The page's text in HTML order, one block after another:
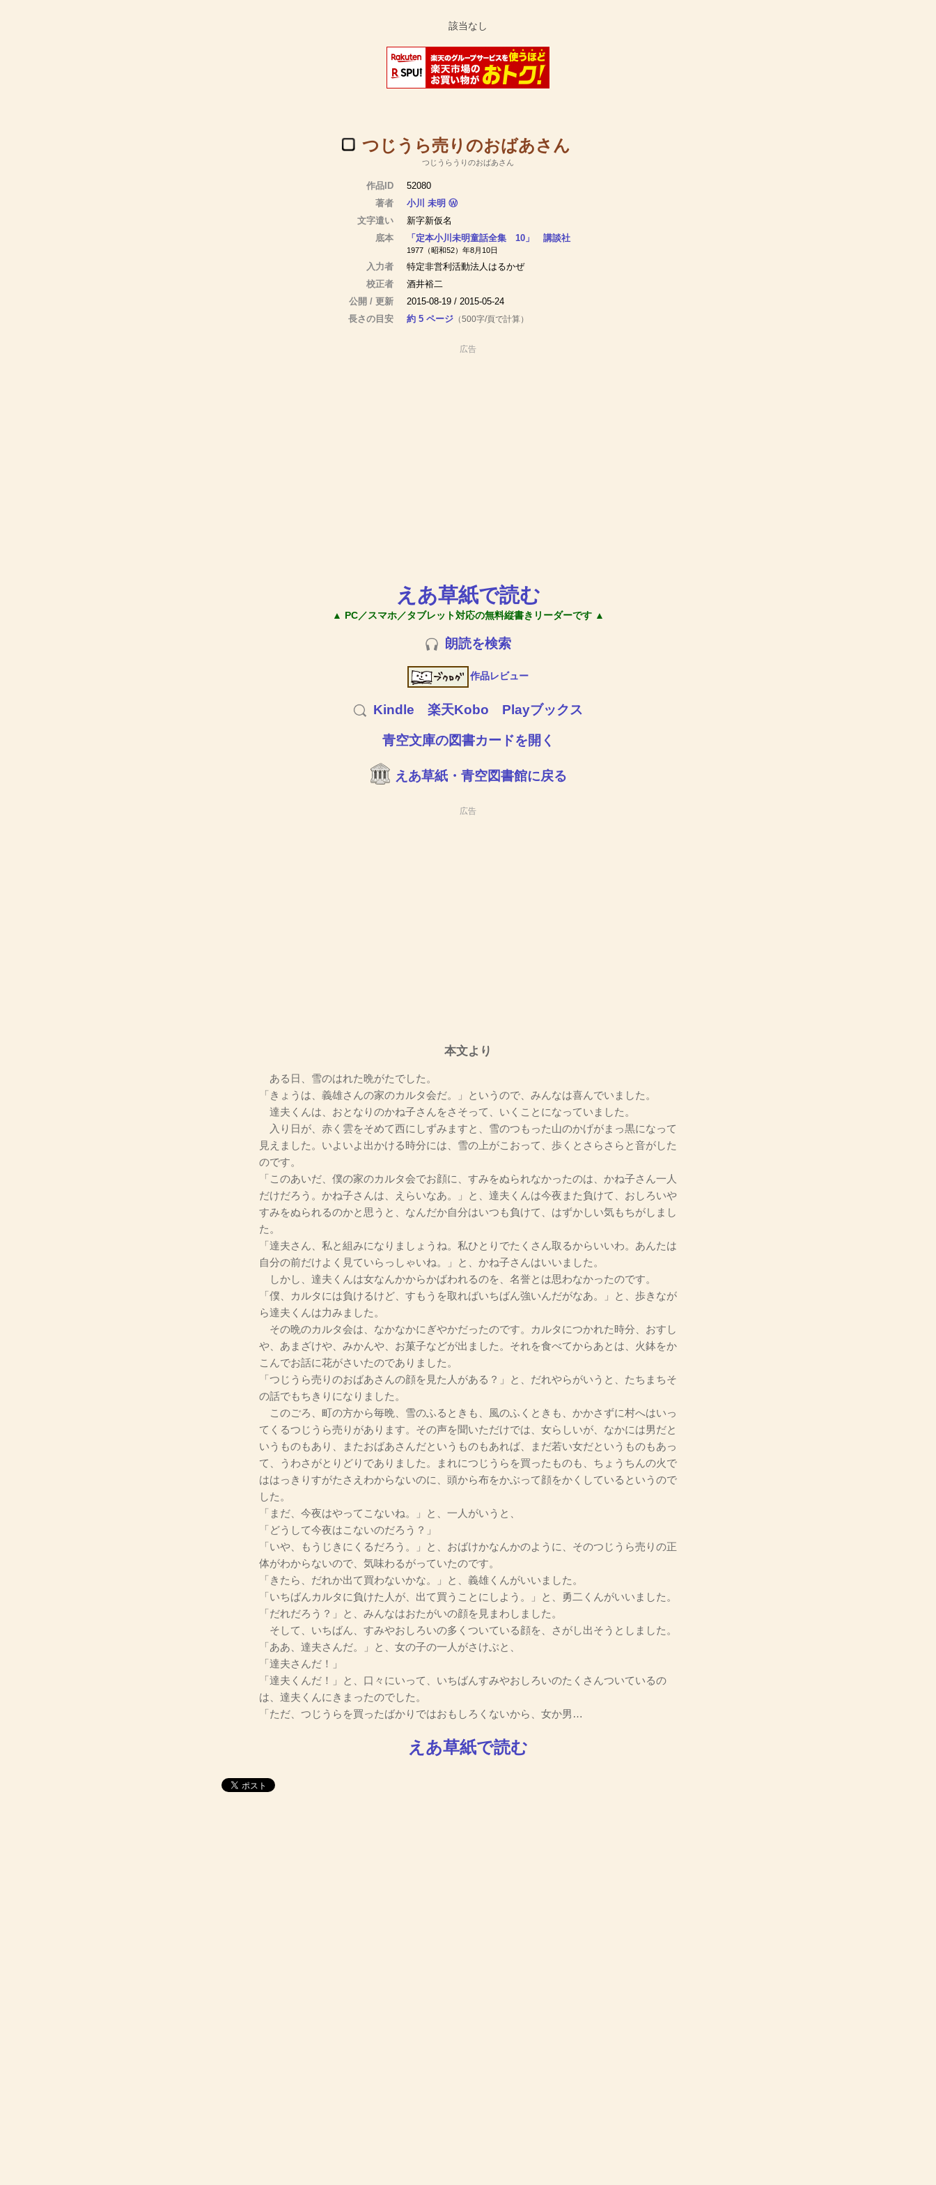
つじうら売りのおばあさん
つじうらうりのおばあさん
作品ID
52080
著者
小川 未明 Ⓦ
文字遣い
新字新仮名
底本
「定本小川未明童話全集 10」 講談社
1977（昭和52）年8月10日
入力者
特定非営利活動法人はるかぜ
校正者
酒井裕二
公開 / 更新
2015-08-19 / 2015-05-24
長さの目安
約 5 ページ（500字/頁で計算）
広告
えあ草紙で読む
▲ PC／スマホ／タブレット対応の無料縦書きリーダーです ▲
朗読を検索
作品レビュー
Kindle 楽天Kobo Playブックス
青空文庫の図書カードを開く
えあ草紙・青空図書館に戻る
広告
本文より
ある日、雪のはれた晩がたでした。
「きょうは、義雄さんの家のカルタ会だ。」というので、みんなは喜んでいました。
達夫くんは、おとなりのかね子さんをさそって、いくことになっていました。
入り日が、赤く雲をそめて西にしずみますと、雪のつもった山のかげがまっ黒になって
見えました。いよいよ出かける時分には、雪の上がこおって、歩くとさらさらと音がした
のです。
「このあいだ、僕の家のカルタ会でお顔に、すみをぬられなかったのは、かね子さん一人
だけだろう。かね子さんは、えらいなあ。」と、達夫くんは今夜また負けて、おしろいや
すみをぬられるのかと思うと、なんだか自分はいつも負けて、はずかしい気もちがしまし
た。
「達夫さん、私と組みになりましょうね。私ひとりでたくさん取るからいいわ。あんたは
自分の前だけよく見ていらっしゃいね。」と、かね子さんはいいました。
しかし、達夫くんは女なんかからかばわれるのを、名誉とは思わなかったのです。
「僕、カルタには負けるけど、すもうを取ればいちばん強いんだがなあ。」と、歩きなが
ら達夫くんは力みました。
その晩のカルタ会は、なかなかにぎやかだったのです。カルタにつかれた時分、おすし
や、あまざけや、みかんや、お菓子などが出ました。それを食べてからあとは、火鉢をか
こんでお話に花がさいたのでありました。
「つじうら売りのおばあさんの顔を見た人がある？」と、だれやらがいうと、たちまちそ
の話でもちきりになりました。
このごろ、町の方から毎晩、雪のふるときも、風のふくときも、かかさずに村へはいっ
てくるつじうら売りがあります。その声を聞いただけでは、女らしいが、なかには男だと
いうものもあり、またおばあさんだというものもあれば、まだ若い女だというものもあっ
て、うわさがとりどりでありました。まれにつじうらを買ったものも、ちょうちんの火で
ははっきりすがたさえわからないのに、頭から布をかぶって顔をかくしているというので
した。
「まだ、今夜はやってこないね。」と、一人がいうと、
「どうして今夜はこないのだろう？」
「いや、もうじきにくるだろう。」と、おばけかなんかのように、そのつじうら売りの正
体がわからないので、気味わるがっていたのです。
「きたら、だれか出て買わないかな。」と、義雄くんがいいました。
「いちばんカルタに負けた人が、出て買うことにしよう。」と、勇二くんがいいました。
「だれだろう？」と、みんなはおたがいの顔を見まわしました。
そして、いちばん、すみやおしろいの多くついている顔を、さがし出そうとしました。
「ああ、達夫さんだ。」と、女の子の一人がさけぶと、
「達夫さんだ！」
「達夫くんだ！」と、口々にいって、いちばんすみやおしろいのたくさんついているの
は、達夫くんにきまったのでした。
「ただ、つじうらを買ったばかりではおもしろくないから、女か男…
えあ草紙で読む